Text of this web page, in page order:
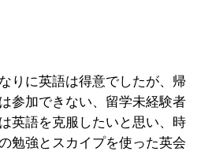
りに英語は得意でしたが、帰
参加できない、留学未経験者
英語を克服したいと思い、時
勉強とスカイプを使った英会